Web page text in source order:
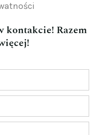
kontakcie! Razem